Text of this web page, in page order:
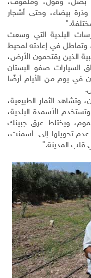
وفول، وملفوف،
بيضاء، وحتى أشجار
البلدية التي وسعت
وتماطل في إعادته لمحيط
الذين يقتحمون الأرض،
السيارات صفو البستان
في يوم من الأيام أرضًا
الثمار الطبيعية،
الأسمدة البلدية،
ويختلط عرق جبينك
عدم تحويلها إلى أسمنت،
قلب المدينة."